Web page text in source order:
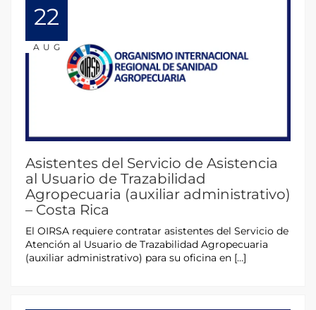
22
AUG
Asistentes del Servicio de Asistencia
al Usuario de Trazabilidad
Agropecuaria (auxiliar administrativo)
– Costa Rica
El OIRSA requiere contratar asistentes del Servicio de
Atención al Usuario de Trazabilidad Agropecuaria
(auxiliar administrativo) para su oficina en […]